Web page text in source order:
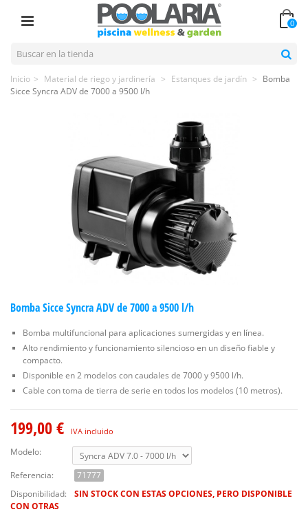
0
Inicio > Material de riego y jardinería > Estanques de jardín > Bomba
Sicce Syncra ADV de 7000 a 9500 l/h
Bomba Sicce Syncra ADV de 7000 a 9500 l/h
Bomba multifuncional para aplicaciones sumergidas y en línea.
Alto rendimiento y funcionamiento silencioso en un diseño fiable y
compacto.
Disponible en 2 modelos con caudales de 7000 y 9500 l/h.
Cable con toma de tierra de serie en todos los modelos (10 metros).
199,00 € IVA incluido
Modelo:
Referencia:
71777
Disponibilidad:
SIN STOCK CON ESTAS OPCIONES, PERO DISPONIBLE
CON OTRAS